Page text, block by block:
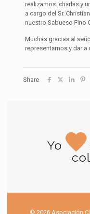
realizamos charlas y
a cargo del Sr.
nuestro Sabueso Fino
Muchas gracias al
representarnos y dar a
Share
Yo
© 2026 Asociación